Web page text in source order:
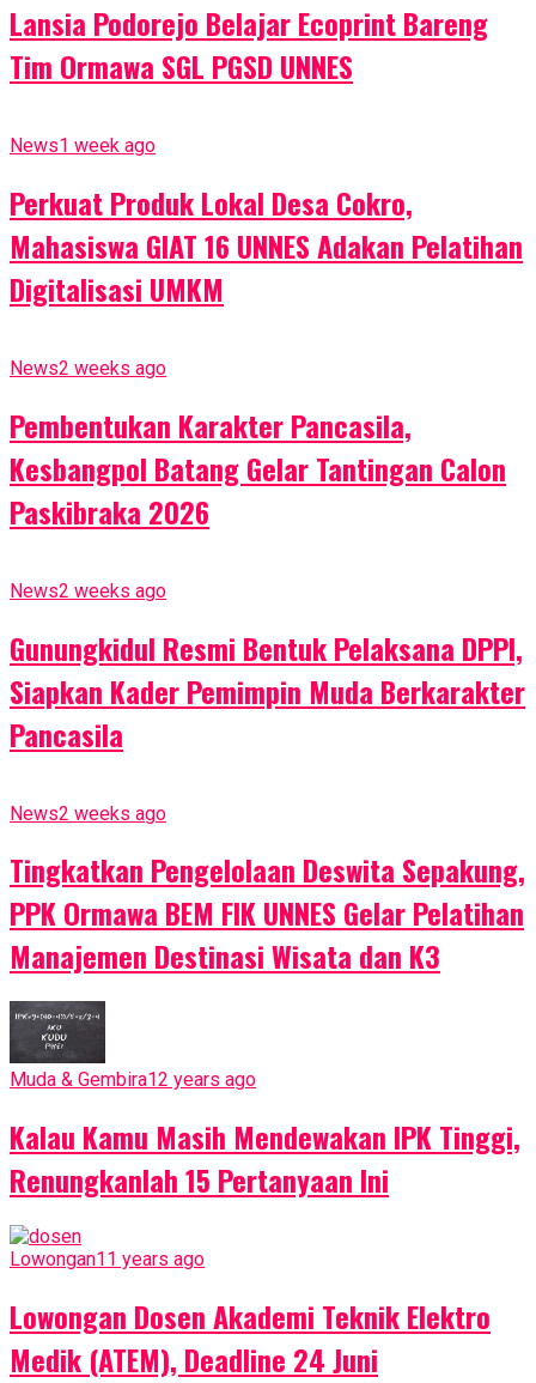
Lansia Podorejo Belajar Ecoprint Bareng
Tim Ormawa SGL PGSD UNNES
News1 week ago
Perkuat Produk Lokal Desa Cokro,
Mahasiswa GIAT 16 UNNES Adakan Pelatihan
Digitalisasi UMKM
News2 weeks ago
Pembentukan Karakter Pancasila,
Kesbangpol Batang Gelar Tantingan Calon
Paskibraka 2026
News2 weeks ago
Gunungkidul Resmi Bentuk Pelaksana DPPI,
Siapkan Kader Pemimpin Muda Berkarakter
Pancasila
News2 weeks ago
Tingkatkan Pengelolaan Deswita Sepakung,
PPK Ormawa BEM FIK UNNES Gelar Pelatihan
Manajemen Destinasi Wisata dan K3
Muda & Gembira12 years ago
Kalau Kamu Masih Mendewakan IPK Tinggi,
Renungkanlah 15 Pertanyaan Ini
Lowongan11 years ago
Lowongan Dosen Akademi Teknik Elektro
Medik (ATEM), Deadline 24 Juni